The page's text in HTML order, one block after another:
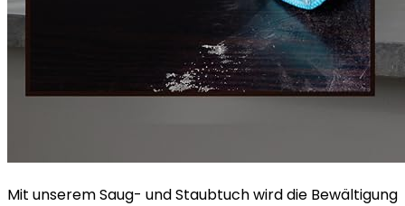
Mit unserem Saug- und Staubtuch wird die Bewältigung